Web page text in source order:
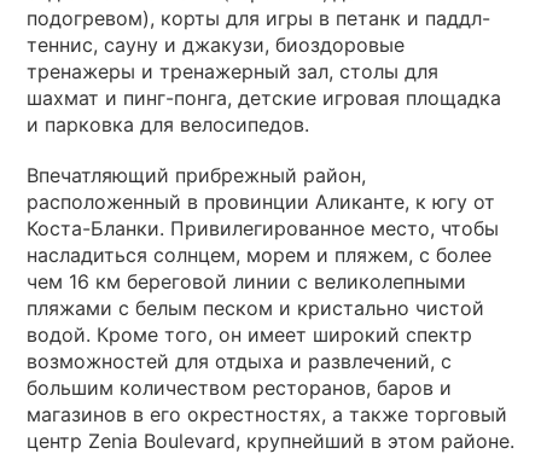
подогревом), корты для игры в петанк и паддл-
теннис, сауну и джакузи, биоздоровые
тренажеры и тренажерный зал, столы для
шахмат и пинг-понга, детские игровая площадка
и парковка для велосипедов.
Впечатляющий прибрежный район,
расположенный в провинции Аликанте, к югу от
Коста-Бланки. Привилегированное место, чтобы
насладиться солнцем, морем и пляжем, с более
чем 16 км береговой линии с великолепными
пляжами с белым песком и кристально чистой
водой. Кроме того, он имеет широкий спектр
возможностей для отдыха и развлечений, с
большим количеством ресторанов, баров и
магазинов в его окрестностях, а также торговый
центр Zenia Boulevard, крупнейший в этом районе.